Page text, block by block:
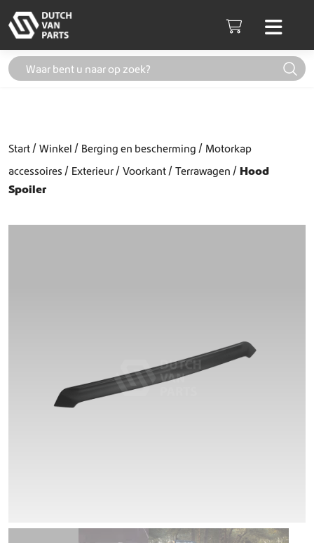
Cart
Start Winkel Berging en bescherming
Motorkap
accessoires
Exterieur Voorkant Terrawagen
Hood
Spoiler